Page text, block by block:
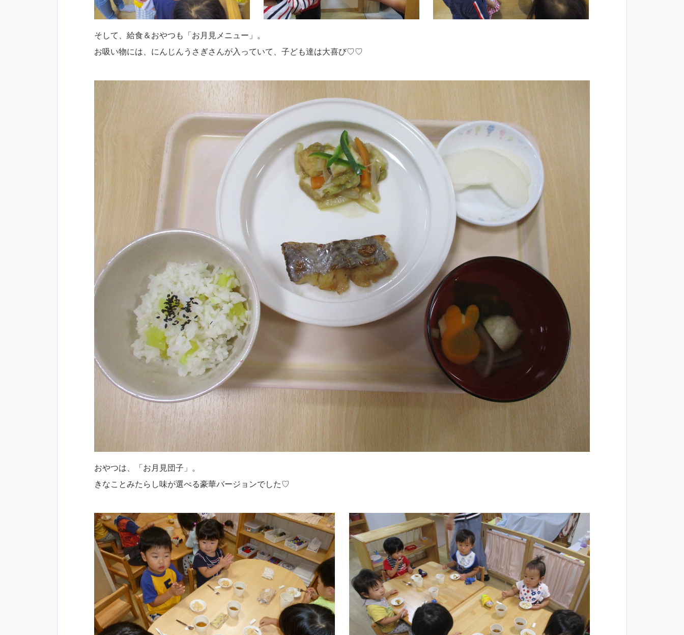
そして、給食＆おやつも「お月見メニュー」。
お吸い物には、にんじんうさぎさんが入っていて、子ども達は大喜び♡♡
おやつは、「お月見団子」。
きなことみたらし味が選べる豪華バージョンでした♡